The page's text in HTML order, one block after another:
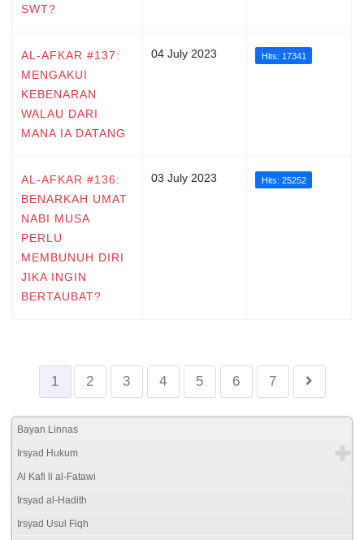
SWT?
AL-AFKAR #137:
MENGAKUI
KEBENARAN
WALAU DARI
MANA IA DATANG
04 July 2023 Hits: 17341
AL-AFKAR #136:
BENARKAH UMAT
NABI MUSA
PERLU
MEMBUNUH DIRI
JIKA INGIN
BERTAUBAT?
03 July 2023 Hits: 25252
1 2 3 4 5 6 7
Bayan Linnas
Irsyad Hukum
Al Kafi li al-Fatawi
Irsyad al-Hadith
Irsyad Usul Fiqh